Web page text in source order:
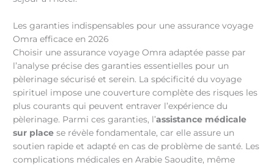
Les garanties indispensables pour une assurance voyage
Omra efficace en 2026
Choisir une assurance voyage Omra adaptée passe par
l’analyse précise des garanties essentielles pour un
pèlerinage sécurisé et serein. La spécificité du voyage
spirituel impose une couverture complète des risques les
plus courants qui peuvent entraver l’expérience du
pèlerinage. Parmi ces garanties, l’assistance médicale
sur place se révèle fondamentale, car elle assure un
soutien rapide et adapté en cas de problème de santé. Les
complications médicales en Arabie Saoudite, même